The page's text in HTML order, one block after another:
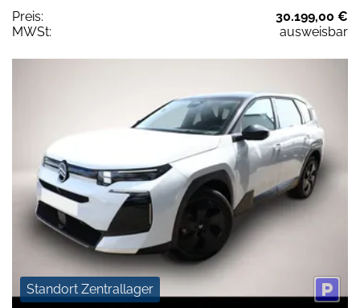
Preis:
30.199,00 €
MWSt:
ausweisbar
Standort Zentrallager